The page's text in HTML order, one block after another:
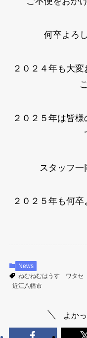
何卒よろ
２０２４年も大
２０２５年は皆
スタッフ一
２０２５年も何卒
News
ねむねむはうす
ワタセ
近江八幡市
よか